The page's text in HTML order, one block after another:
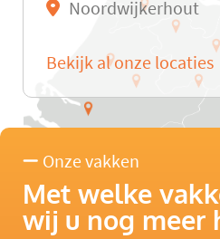
Noordwijkerhout
Bekijk al onze locaties
Onze vakken
Met welke
wij u nog meer